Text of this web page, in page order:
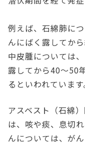
例えば、石綿肺に
んにばく露してか
中皮腫については
露してから40～50
るといわれています
アスベスト（石綿
は、咳や痰、息切
んについては、が